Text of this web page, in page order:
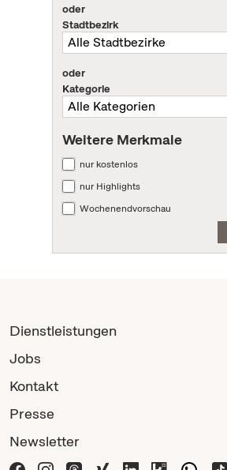
oder
Stadtbezirk
oder
Kategorie
Weitere Merkmale
nur kostenlos
nur Highlights
Wochenendvorschau
Dienstleistungen
Jobs
Kontakt
Presse
Newsletter